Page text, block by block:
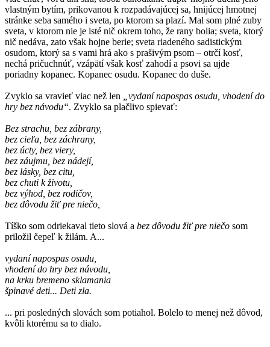
vlastným bytím, prikovanou k rozpadávajúcej sa, hnijúcej hmotnej
stránke seba samého i sveta, po ktorom sa plazí. Mal som plné zuby
sveta, v ktorom nie je isté nič okrem toho, že rany bolia; sveta, ktorý
nič nedáva, zato však hojne berie; sveta riadeného sadistickým
osudom, ktorý sa s vami hrá ako s prašivým psom – otrčí kosť,
nechá pričuchnúť, vzápätí však kosť zahodí a psovi sa ujde
poriadny kopanec. Kopanec osudu. Kopanec do duše.
Zvyklo sa vravieť viac než len „vydaní napospas osudu, vhodení do
hry bez návodu“. Zvyklo sa plačlivo spievať:
Bez strachu, bez zábrany,
bez cieľa, bez záchrany,
bez úcty, bez viery,
bez záujmu, bez nádejí,
bez lásky, bez citu,
bez chuti k životu,
bez výhod, bez rodičov,
bez dôvodu žiť pre niečo,
Tíško som odriekaval tieto slová a bez dôvodu žiť pre niečo som
priložil čepeľ k žilám. A...
vydaní napospas osudu,
vhodení do hry bez návodu,
na krku bremeno sklamania
špinavé deti... Deti zla.
... pri posledných slovách som potiahol. Bolelo to menej než dôvod,
kvôli ktorému sa to dialo.